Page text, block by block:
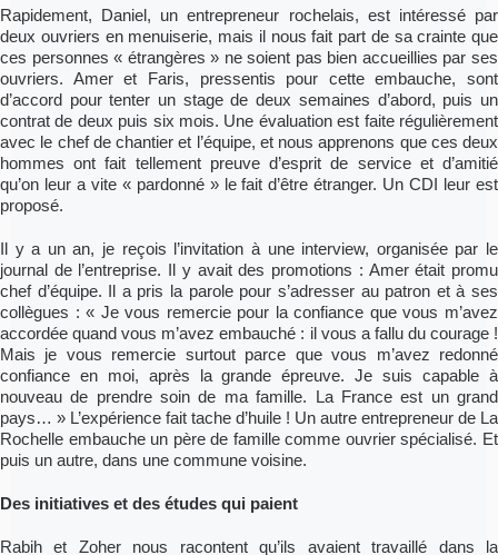
Rapidement, Daniel, un entrepreneur rochelais, est intéressé par
deux ouvriers en menuiserie, mais il nous fait part de sa crainte que
ces personnes « étrangères » ne soient pas bien accueillies par ses
ouvriers. Amer et Faris, pressentis pour cette embauche, sont
d’accord pour tenter un stage de deux semaines d’abord, puis un
contrat de deux puis six mois. Une évaluation est faite régulièrement
avec le chef de chantier et l’équipe, et nous apprenons que ces deux
hommes ont fait tellement preuve d’esprit de service et d’amitié
qu’on leur a vite « pardonné » le fait d’être étranger. Un CDI leur est
proposé.
Il y a un an, je reçois l’invitation à une interview, organisée par le
journal de l’entreprise. Il y avait des promotions : Amer était promu
chef d’équipe. Il a pris la parole pour s’adresser au patron et à ses
collègues : « Je vous remercie pour la confiance que vous m’avez
accordée quand vous m’avez embauché : il vous a fallu du courage !
Mais je vous remercie surtout parce que vous m’avez redonné
confiance en moi, après la grande épreuve. Je suis capable à
nouveau de prendre soin de ma famille. La France est un grand
pays… » L’expérience fait tache d’huile ! Un autre entrepreneur de La
Rochelle embauche un père de famille comme ouvrier spécialisé. Et
puis un autre, dans une commune voisine.
Des initiatives et des études qui paient
Rabih et Zoher nous racontent qu’ils avaient travaillé dans la